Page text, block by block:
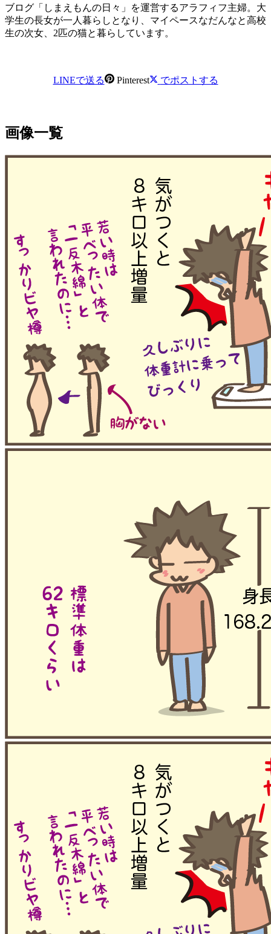
ブログ「しまえもんの日々」を運営するアラフィフ主婦。大
学生の長女が一人暮らしとなり、マイペースなだんなと高校
生の次女、2匹の猫と暮らしています。
LINEで送る Pinterest でポストする
画像一覧